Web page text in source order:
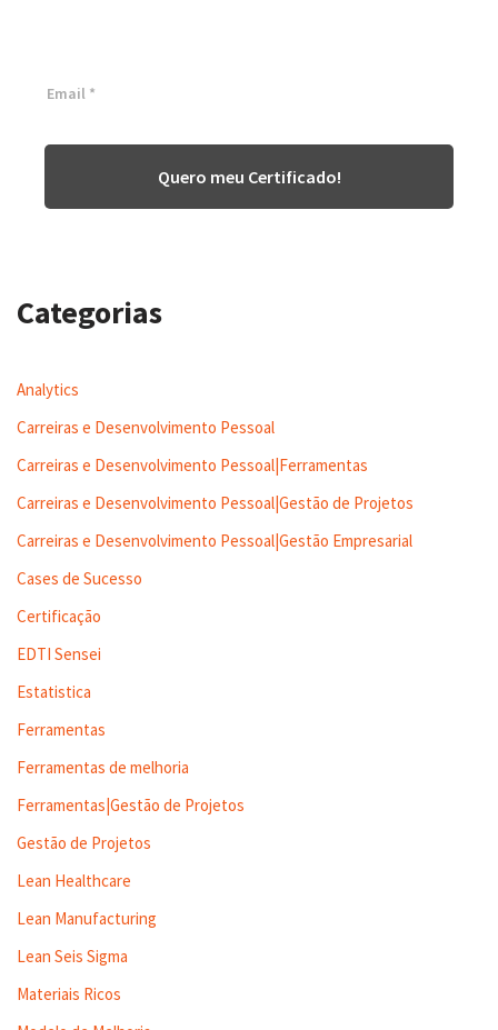
Quero meu Certificado!
Categorias
Analytics
Carreiras e Desenvolvimento Pessoal
Carreiras e Desenvolvimento Pessoal|Ferramentas
Carreiras e Desenvolvimento Pessoal|Gestão de Projetos
Carreiras e Desenvolvimento Pessoal|Gestão Empresarial
Cases de Sucesso
Certificação
EDTI Sensei
Estatistica
Ferramentas
Ferramentas de melhoria
Ferramentas|Gestão de Projetos
Gestão de Projetos
Lean Healthcare
Lean Manufacturing
Lean Seis Sigma
Materiais Ricos